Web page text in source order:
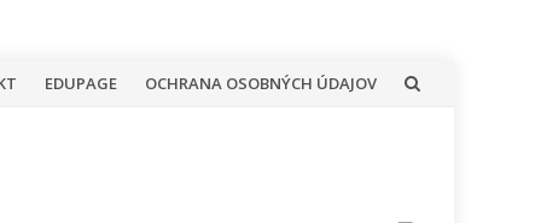
EDUPAGE OCHRANA OSOBNÝCH ÚDAJOV